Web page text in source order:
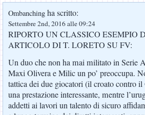
Ombanching ha scritto:
Settembre 2nd, 2016 alle 09:24
RIPORTO UN CLASSICO ESEMPIO
ARTICOLO DI T. LORETO SU FV:
Un duo che non ha mai militato in Serie
Maxi Olivera e Milic un po’ preoccupa.
tattica dei due giocatori (il croato contro il
una prestazione interessante, mentre
addetti ai lavori un talento di sicuro